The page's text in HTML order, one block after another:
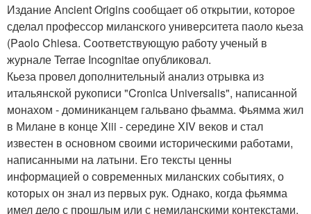
Издание Ancient Origins сообщает об открытии, которое
сделал профессор миланского университета паоло кьеза
(Paolo Chiesa. Соответствующую работу ученый в
журнале Terrae Incognitae опубликовал.
Кьеза провел дополнительный анализ отрывка из
итальянской рукописи "Cronica Universalis", написанной
монахом - доминиканцем гальвано фьамма. Фьямма жил
в Милане в конце Xiii - середине XIV веков и стал
известен в основном своими историческими работами,
написанными на латыни. Его тексты ценны
информацией о современных миланских событиях, о
которых он знал из первых рук. Однако, когда фьямма
имел дело с прошлым или с немиланскими контекстами,